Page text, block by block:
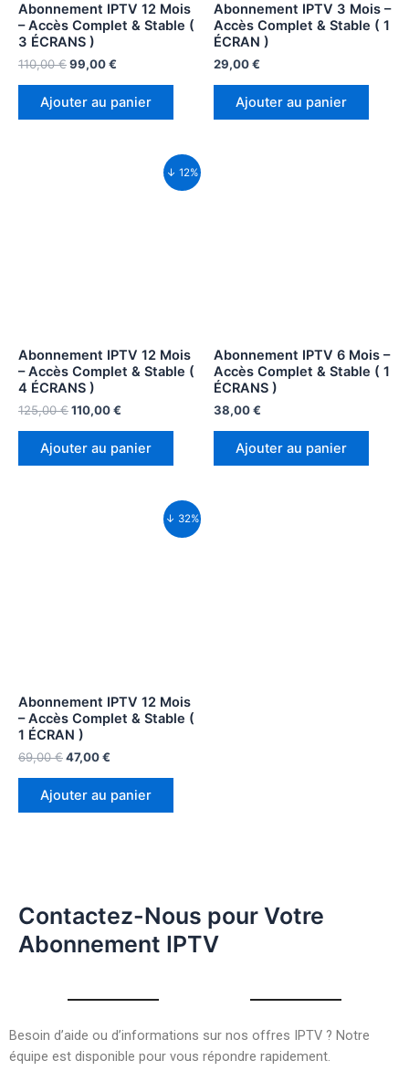
Abonnement IPTV 12 Mois
– Accès Complet & Stable (
3 ÉCRANS )
110,00€99,00€
Ajouter au panier
Abonnement IPTV 3 Mois –
Accès Complet & Stable ( 1
ÉCRAN )
29,00€
Ajouter au panier
↓ 12%
Abonnement IPTV 12 Mois
– Accès Complet & Stable (
4 ÉCRANS )
125,00€110,00€
Ajouter au panier
Abonnement IPTV 6 Mois –
Accès Complet & Stable ( 1
ÉCRANS )
38,00€
Ajouter au panier
↓ 32%
Abonnement IPTV 12 Mois
– Accès Complet & Stable (
1 ÉCRAN )
69,00€47,00€
Ajouter au panier
Contactez-Nous pour Votre
Abonnement IPTV
Besoin d’aide ou d’informations sur nos offres IPTV ? Notre
équipe est disponible pour vous répondre rapidement.